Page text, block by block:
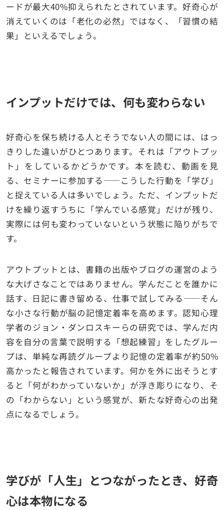
ードが最大40%抑えられたとされています。好奇心が
消えていくのは「老化の必然」ではなく、「習慣の結
果」といえるでしょう。
インプットだけでは、何も変わらない
好奇心を保ち続ける人とそうでない人の間には、はっ
きりした違いがひとつあります。それは「アウトプッ
ト」をしているかどうかです。本を読む、動画を見
る、セミナーに参加する——こうした行動を「学び」
と捉えている人は多いでしょう。ただ、インプットだ
けを繰り返すうちに「学んでいる感覚」だけが残り、
実際には何も変わっていないという状態に陥りがちで
す。
アウトプットとは、書籍の出版やブログの運営のよう
な大げさなことではありません。学んだことを誰かに
話す、日記に書き留める、仕事で試してみる——そん
な小さな行動が脳の記憶定着率を高めます。認知心理
学者のジョン・ダンロスキーらの研究では、学んだ内
容を自分の言葉で説明する「想起練習」をしたグルー
プは、単純な再読グループより記憶の定着率が約50%
高かったと報告されています。何かを外に出そうとす
ると「何がわかっていないか」が浮き彫りになり、そ
の「わからない」という感覚が、新たな好奇心の出発
点になるでしょう。
学びが「人生」とつながったとき、好奇
心は本物になる